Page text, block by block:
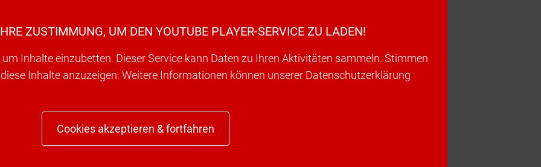
ZUSTIMMUNG, UM DEN YOUTUBE PLAYER-SERVICE ZU LADEN!
um Inhalte einzubetten. Dieser Service kann Daten zu Ihren Aktivitäten sammeln. Stimmen
Inhalte anzuzeigen. Weitere Informationen können unserer Datenschutzerklärung
Cookies akzeptieren & fortfahren